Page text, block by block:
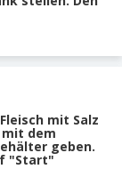
mit Salz
dem
geben.
"Start"